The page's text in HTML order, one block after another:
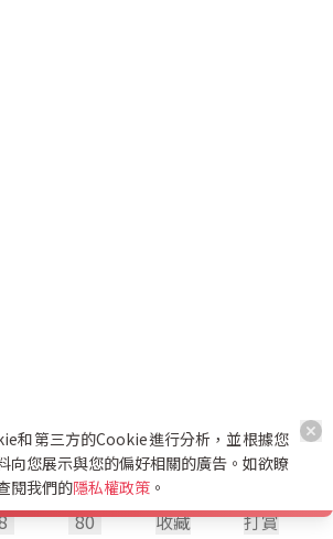
80 收藏 打賞
和第三方的Cookie進行分析，並根據您
向您展示與您的偏好相關的廣告。如欲瞭
閱我們的隱私權政策 。